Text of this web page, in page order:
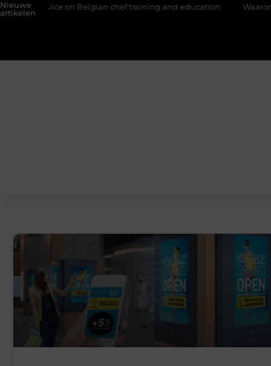
Nieuwe
artikelen
on Belgian chef training and education Waarom je een